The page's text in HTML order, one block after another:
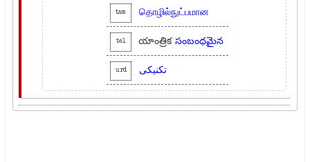
tam தொழில்நுட்பமான
tel యాంత్రిక సంబంధమైన
urd تکنیکی